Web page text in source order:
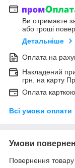
Ви отримаєте
або гроші
Детальніше
Оплата на
Накладений
грн. на карту
Оплата
Всі умови оплати
Умови
Повернення